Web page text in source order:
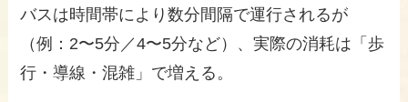
バスは時間帯により数分間隔で運行されるが
（例：2〜5分／4〜5分など）、実際の消耗は「歩
行・導線・混雑」で増える。